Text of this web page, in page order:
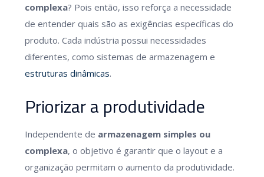
complexa? Pois então, isso reforça a necessidade
de entender quais são as exigências específicas do
produto. Cada indústria possui necessidades
diferentes, como sistemas de armazenagem e
estruturas dinâmicas.
Priorizar a produtividade
Independente de armazenagem simples ou
complexa, o objetivo é garantir que o layout e a
organização permitam o aumento da produtividade.